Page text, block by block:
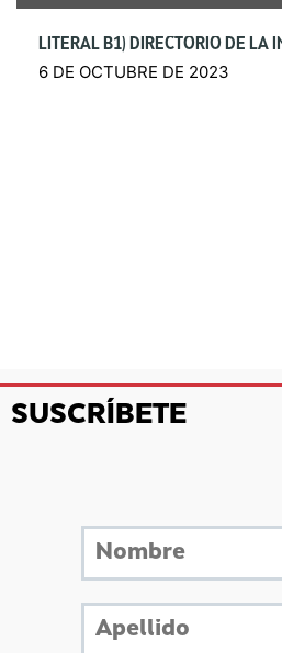
LITERAL B1) DIRECTORIO DE LA
6 DE OCTUBRE DE 2023
SUSCRÍBETE